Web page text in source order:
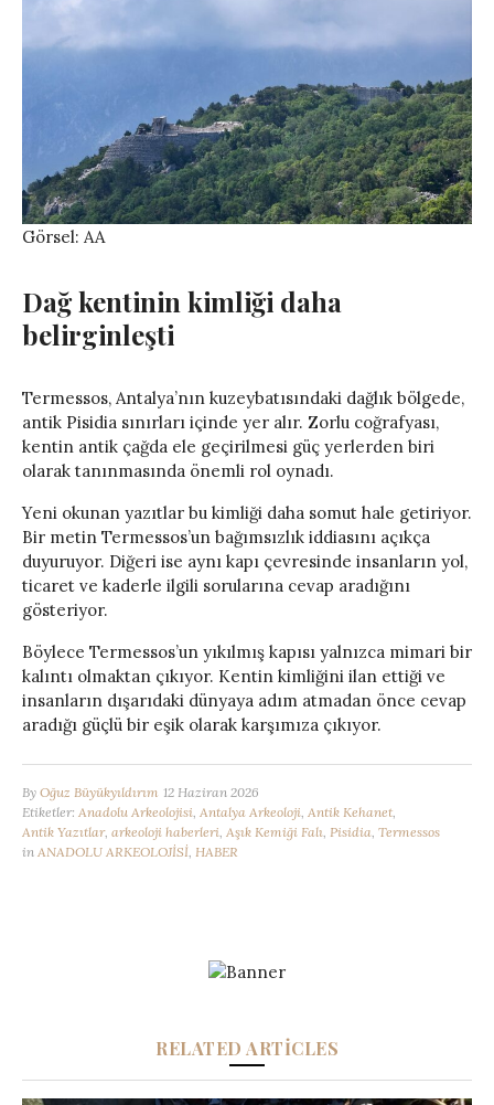
Görsel: AA
Dağ kentinin kimliği daha
belirginleşti
Termessos, Antalya’nın kuzeybatısındaki dağlık bölgede,
antik Pisidia sınırları içinde yer alır. Zorlu coğrafyası,
kentin antik çağda ele geçirilmesi güç yerlerden biri
olarak tanınmasında önemli rol oynadı.
Yeni okunan yazıtlar bu kimliği daha somut hale getiriyor.
Bir metin Termessos’un bağımsızlık iddiasını açıkça
duyuruyor. Diğeri ise aynı kapı çevresinde insanların yol,
ticaret ve kaderle ilgili sorularına cevap aradığını
gösteriyor.
Böylece Termessos’un yıkılmış kapısı yalnızca mimari bir
kalıntı olmaktan çıkıyor. Kentin kimliğini ilan ettiği ve
insanların dışarıdaki dünyaya adım atmadan önce cevap
aradığı güçlü bir eşik olarak karşımıza çıkıyor.
By Oğuz Büyükyıldırım 12 Haziran 2026
Etiketler: Anadolu Arkeolojisi Antalya Arkeoloji Antik Kehanet
Antik Yazıtlar, arkeoloji haberleri Aşık Kemiği Falı Pisidia Termessos
in ANADOLU ARKEOLOJİSİ HABER
RELATED ARTICLES